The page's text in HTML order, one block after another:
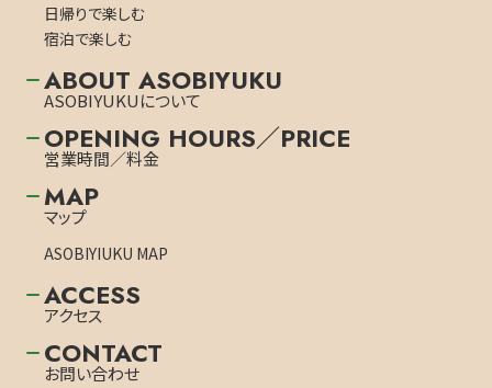
日帰りで楽しむ
宿泊で楽しむ
ABOUT ASOBIYUKU
ASOBIYUKUについて
OPENING HOURS／PRICE
営業時間／料金
MAP
マップ
ASOBIYIUKU MAP
ACCESS
アクセス
CONTACT
お問い合わせ